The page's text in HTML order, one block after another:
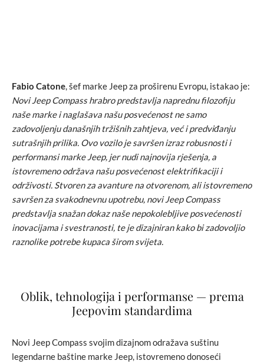
Fabio Catone, šef marke Jeep za proširenu Evropu, istakao je:
Novi Jeep Compass hrabro predstavlja naprednu filozofiju
naše marke i naglašava našu posvećenost ne samo
zadovoljenju današnjih tržišnih zahtjeva, već i predviđanju
sutrašnjih prilika. Ovo vozilo je savršen izraz robusnosti i
performansi marke Jeep, jer nudi najnovija rješenja, a
istovremeno održava našu posvećenost elektrifikaciji i
održivosti. Stvoren za avanture na otvorenom, ali istovremeno
savršen za svakodnevnu upotrebu, novi Jeep Compass
predstavlja snažan dokaz naše nepokolebljive posvećenosti
inovacijama i svestranosti, te je dizajniran kako bi zadovoljio
raznolike potrebe kupaca širom svijeta.
Oblik, tehnologija i performanse — prema
Jeepovim standardima
Novi Jeep Compass svojim dizajnom odražava suštinu
legendarne baštine marke Jeep, istovremeno donoseći